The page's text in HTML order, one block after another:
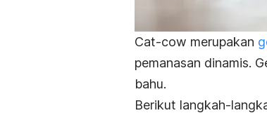
Cat-cow merupakan
pemanasan dinamis.
bahu.
Berikut langkah-